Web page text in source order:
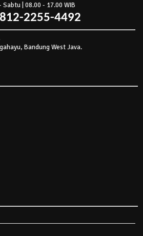
Sabtu | 08.00 - 17.00 WIB
2255-4492
Bandung West Java.